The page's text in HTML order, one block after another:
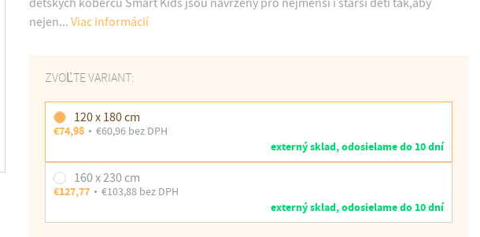
dětských koberců Smart Kids jsou navrženy pro nejmenší i starší děti tak,aby
nejen... Viac informácií
ZVOĽTE VARIANT:
120 x 180 cm
€74,98 €60,96 bez DPH
externý sklad, odosielame do 10 dní
160 x 230 cm
€127,77 €103,88 bez DPH
externý sklad, odosielame do 10 dní